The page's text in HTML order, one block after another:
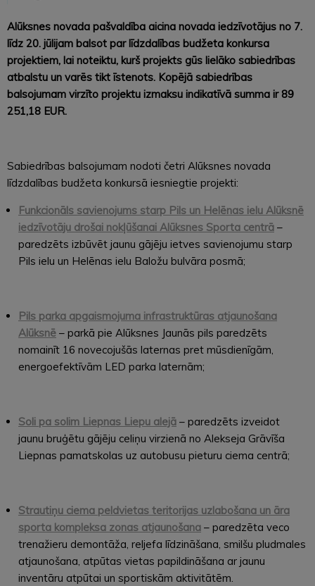
Alūksnes novada pašvaldība aicina novada iedzīvotājus no 7.
līdz 20. jūlijam balsot par līdzdalības budžeta konkursa
projektiem, lai noteiktu, kurš projekts gūs lielāko sabiedrības
atbalstu un varēs tikt īstenots. Kopējā sabiedrības
balsojumam virzīto projektu izmaksu indikatīvā summa ir 89
251,18 EUR.
Sabiedrības balsojumam nodoti četri Alūksnes novada
līdzdalības budžeta konkursā iesniegtie projekti:
Funkcionāls savienojums starp Pils un Helēnas ielu Alūksnē
iedzīvotāju drošai nokļūšanai Alūksnes Sporta centrā –
paredzēts izbūvēt jaunu gājēju ietves savienojumu starp
Pils ielu un Helēnas ielu Baložu bulvāra posmā;
Pils parka apgaismojuma infrastruktūras atjaunošana
Alūksnē – parkā pie Alūksnes Jaunās pils paredzēts
nomainīt 16 novecojušās laternas pret mūsdienīgām,
energoefektīvām LED parka laternām;
Soli pa solim Liepnas Liepu alejā – paredzēts izveidot
jaunu bruģētu gājēju celiņu virzienā no Alekseja Grāvīša
Liepnas pamatskolas uz autobusu pieturu ciema centrā;
Strautiņu ciema peldvietas teritorijas uzlabošana un āra
sporta kompleksa zonas atjaunošana – paredzēta veco
trenažieru demontāža, reljefa līdzināšana, smilšu pludmales
atjaunošana, atpūtas vietas papildināšana ar jaunu
inventāru atpūtai un sportiskām aktivitātēm.